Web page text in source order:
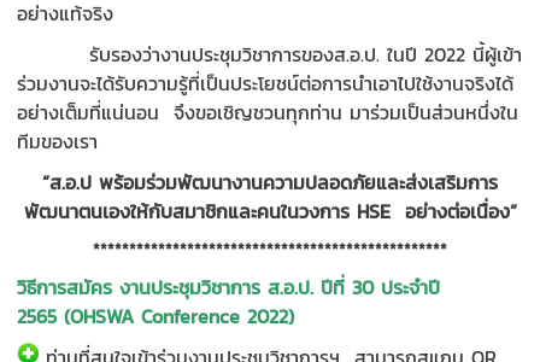
อย่างแท้จริง
รับรองว่างานประชุมวิชาการของส.อ.ป. ในปี 2022 นี้ผู้เข้า
ร่วมงานจะได้รับความรู้ที่เป็นประโยชน์ต่อการนำเอาไปใช้งานจริงได้
อย่างเต็มที่แน่นอน จึงขอเชิญชวนทุกท่าน มาร่วมเป็นส่วนหนึ่งใน
ทีมของเรา
“ส.อ.ป พร้อมร่วมพัฒนางานความปลอดภัยและส่งเสริมการ
พัฒนาตนเองให้กับสมาชิกและคนในวงการ HSE อย่างต่อเนื่อง”
*************************************************
วิธีการสมัครงานประชุมวิชาการ ส.อ.ป. ปีที่ 30 ประจำปี
2565(OHSWA Conference 2022)